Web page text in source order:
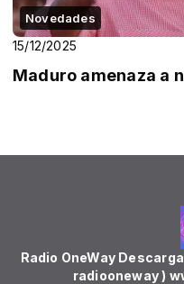
Novedades
15/12/2025
Maduro amenaza a
Radio OneWay
radiooneway )